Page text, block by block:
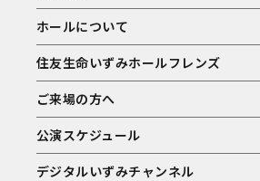
ホールについて
住友生命いずみホールフレンズ
ご来場の方へ
公演スケジュール
デジタルいずみチャンネル